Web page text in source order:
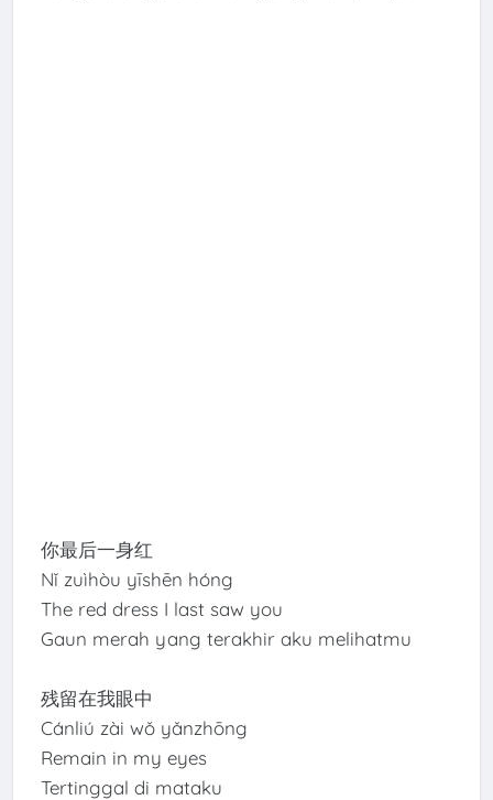
你最后一身红
Nǐ zuìhòu yīshēn hóng
The red dress I last saw you
Gaun merah yang terakhir aku melihatmu
残留在我眼中
Cánliú zài wǒ yǎnzhōng
Remain in my eyes
Tertinggal di mataku